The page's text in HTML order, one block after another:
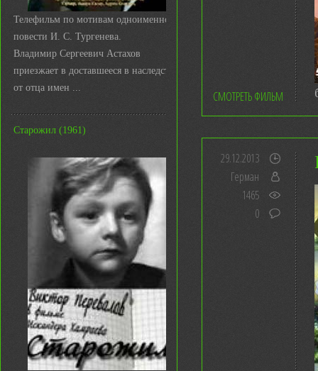
Телефильм по мотивам одноименной
повести И. С. Тургенева.
Владимир Сергеевич Астахов
приезжает в доставшееся в наследство
от отца имен ...
Старожил (1961)
СМОТРЕТЬ ФИЛЬМ
29.12.2013
Герман
1465
0